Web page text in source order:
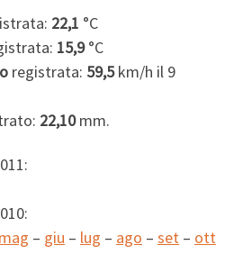
22,1 °C
15,9°C
registrata: 59,5km/h il 9
22,10mm.
mag – giu – lug – ago – set – ott